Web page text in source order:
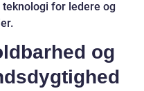
for ledere og
og